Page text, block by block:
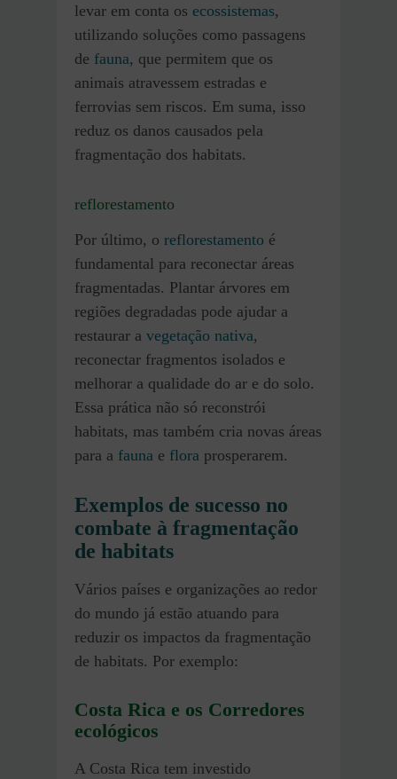
levar em conta os ecossistemas,
utilizando soluções como passagens
de fauna, que permitem que os
animais atravessem estradas e
ferrovias sem riscos. Em suma, isso
reduz os danos causados pela
fragmentação dos habitats.
reflorestamento
Por último, o reflorestamento é
fundamental para reconectar áreas
fragmentadas. Plantar árvores em
regiões degradadas pode ajudar a
restaurar a vegetação nativa,
reconectar fragmentos isolados e
melhorar a qualidade do ar e do solo.
Essa prática não só reconstrói
habitats, mas também cria novas áreas
para a fauna e flora prosperarem.
Exemplos de sucesso no
combate à fragmentação
de habitats
Vários países e organizações ao redor
do mundo já estão atuando para
reduzir os impactos da fragmentação
de habitats. Por exemplo:
Costa Rica e os Corredores
ecológicos
A Costa Rica tem investido